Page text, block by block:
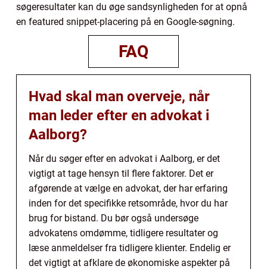
søgeresultater kan du øge sandsynligheden for at opnå
en featured snippet-placering på en Google-søgning.
FAQ
Hvad skal man overveje, når
man leder efter en advokat i
Aalborg?
Når du søger efter en advokat i Aalborg, er det
vigtigt at tage hensyn til flere faktorer. Det er
afgørende at vælge en advokat, der har erfaring
inden for det specifikke retsområde, hvor du har
brug for bistand. Du bør også undersøge
advokatens omdømme, tidligere resultater og
læse anmeldelser fra tidligere klienter. Endelig er
det vigtigt at afklare de økonomiske aspekter på